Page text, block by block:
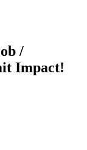
/
Impact!